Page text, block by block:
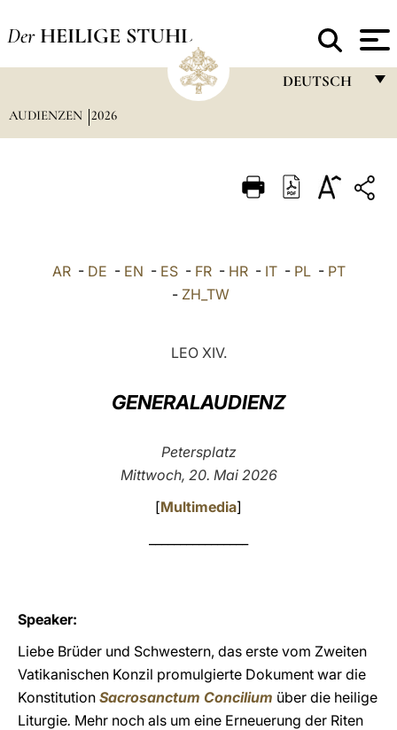
Der HEILIGE STUHL
DEUTSCH
ITALIANO
中文
AUDIENZEN 2026
AR- DE - EN - ES- FR- HR- IT- PL- PT
- ZH_TW
LEO XIV.
GENERALAUDIENZ
Petersplatz
Mittwoch, 20. Mai 2026
[Multimedia]
Speaker:
Liebe Brüder und Schwestern, das erste vom Zweiten
Vatikanischen Konzil promulgierte Dokument war die
Konstitution Sacrosanctum Concilium über die heilige
Liturgie. Mehr noch als um eine Erneuerung der Riten